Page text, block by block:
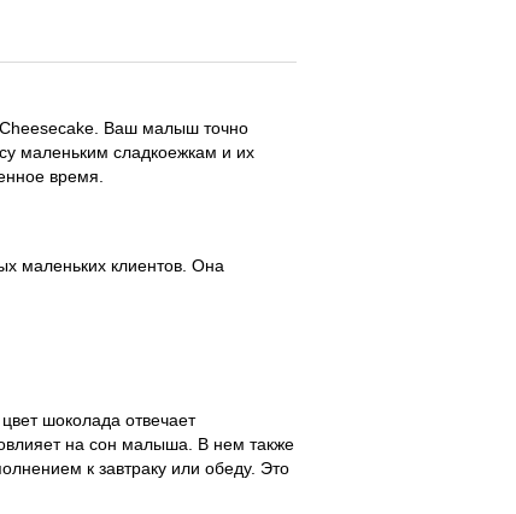
Cheesecake. Ваш малыш точно
вкусу маленьким сладкоежкам и
ценное время.
маленьких клиентов. Она
цвет шоколада отвечает
не повлияет на сон малыша. В нем
дополнением к завтраку